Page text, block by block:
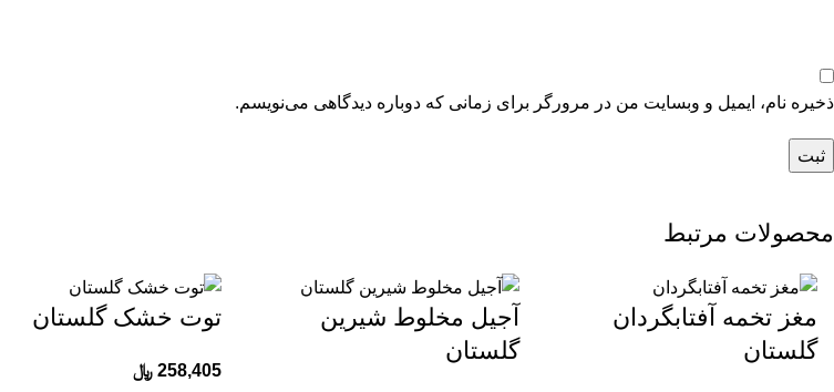
ذخیره نام، ایمیل و وبسایت من در مرورگر برای زمانی که دوباره دیدگاهی می‌نویسم.
محصولات مرتبط
مغز تخمه آفتابگردان
گلستان
آجیل مخلوط شیرین
گلستان
توت خشک گلستان
258,405 ﷼